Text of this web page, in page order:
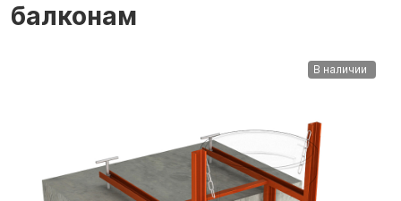
балконам
В наличии